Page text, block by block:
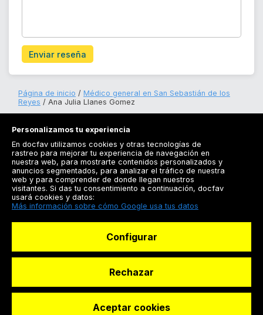
Enviar reseña
Página de inicio
Médico general en San Sebastián de los
Reyes
Ana Julia Llanes Gomez
Registrarse
Docfav
© Dashboard Technologies S.L
Personalizamos tu experiencia
En docfav utilizamos cookies y otras tecnologías de
rastreo para mejorar tu experiencia de navegación en
nuestra web, para mostrarte contenidos personalizados y
anuncios segmentados, para analizar el tráfico de nuestra
web y para comprender de donde llegan nuestros
visitantes. Si das tu consentimiento a continuación, docfav
usará cookies y datos:
Más información sobre cómo Google usa tus datos
Configurar
Rechazar
Aceptar cookies